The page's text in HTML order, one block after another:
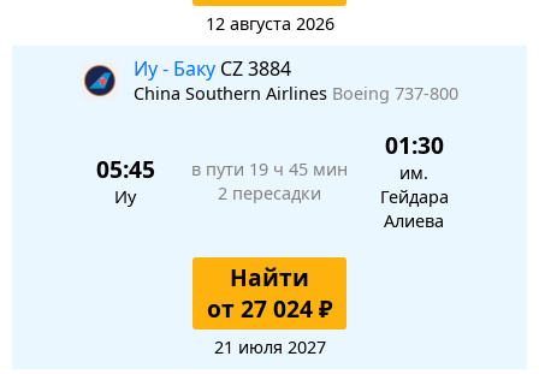
12 августа 2026
Иу - Баку CZ 3884
China Southern Airlines Boeing 737-800
05:45
Иу
в пути 19 ч 45 мин
2 пересадки
01:30
им.
Гейдара
Алиева
Найти
от 27 024 ₽
21 июля 2027